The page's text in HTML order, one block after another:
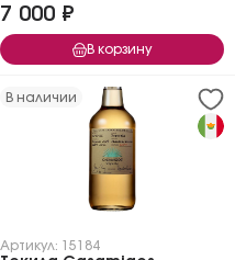
7 000 ₽
В корзину
В наличии
Артикул: 15184